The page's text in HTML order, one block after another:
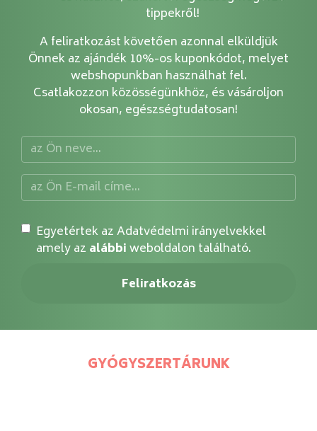
tippekről!
A feliratkozást követően azonnal elküldjük
Önnek az ajándék 10%-os kuponkódot, melyet
webshopunkban használhat fel.
Csatlakozzon közösségünkhöz, és vásároljon
okosan, egészségtudatosan!
Egyetértek az Adatvédelmi irányelvekkel
amely az alábbiweboldalon található.
GYÓGYSZERTÁRUNK